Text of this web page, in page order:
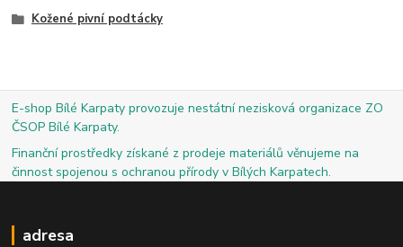
Kožené pivní podtácky
E-shop Bílé Karpaty provozuje nestátní nezisková organizace ZO
ČSOP Bílé Karpaty.
Finanční prostředky získané z prodeje materiálů věnujeme na
činnost spojenou s ochranou přírody v Bílých Karpatech.
adresa